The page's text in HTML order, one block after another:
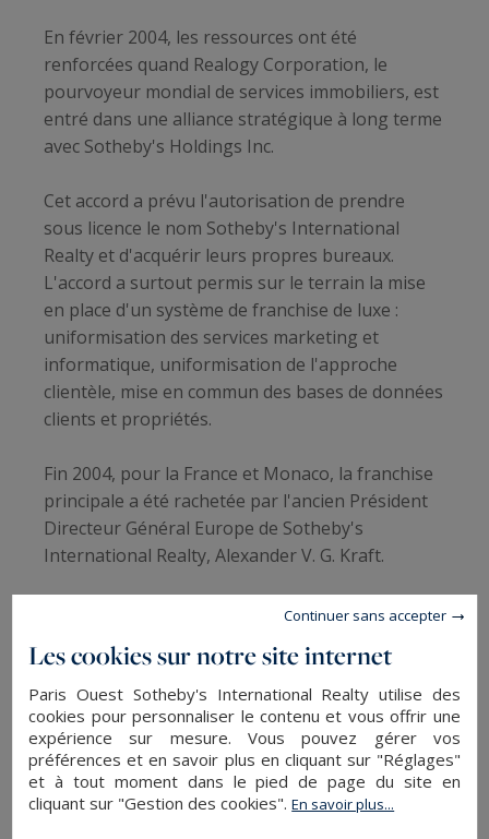
En février 2004, les ressources ont été
renforcées quand Realogy Corporation, le
pourvoyeur mondial de services immobiliers, est
entré dans une alliance stratégique à long terme
avec Sotheby's Holdings Inc.
Cet accord a prévu l'autorisation de prendre
sous licence le nom Sotheby's International
Realty et d'acquérir leurs propres bureaux.
L'accord a surtout permis sur le terrain la mise
en place d'un système de franchise de luxe :
uniformisation des services marketing et
informatique, uniformisation de l'approche
clientèle, mise en commun des bases de données
clients et propriétés.
Fin 2004, pour la France et Monaco, la franchise
principale a été rachetée par l'ancien Président
Directeur Général Europe de Sotheby's
International Realty, Alexander V. G. Kraft.
Le Président Directeur Général du réseau
bureau parisien au sein de l'agence Paris Ouest
Sotheby's Realty Victor Hugo, où est installé le
siège de Fortitude AG, que vous pouvez d’ailleurs
contacter pour toutes demandes concernant la
France et Monaco.
Les cookies sur notre site internet
Paris Ouest Sotheby's International Realty utilise des
cookies pour personnaliser le contenu et vous offrir une
expérience sur mesure. Vous pouvez gérer vos
préférences et en savoir plus en cliquant sur "Réglages"
et à tout moment dans le pied de page du site en
cliquant sur "Gestion des cookies".En savoir plus...
Continuer sans accepter